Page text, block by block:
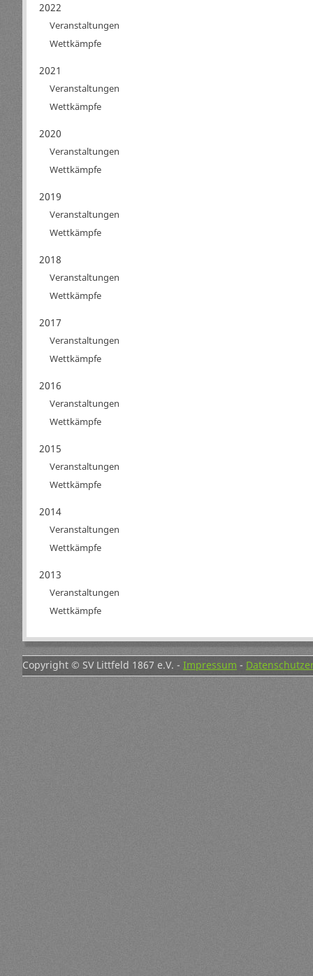
2022
Veranstaltungen
Wettkämpfe
2021
Veranstaltungen
Wettkämpfe
2020
Veranstaltungen
Wettkämpfe
2019
Veranstaltungen
Wettkämpfe
2018
Veranstaltungen
Wettkämpfe
2017
Veranstaltungen
Wettkämpfe
2016
Veranstaltungen
Wettkämpfe
2015
Veranstaltungen
Wettkämpfe
2014
Veranstaltungen
Wettkämpfe
2013
Veranstaltungen
Wettkämpfe
Copyright © SV Littfeld 1867 e.V. - Impressum -